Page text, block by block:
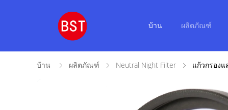
บ้าน ผลิตภัณฑ์
บ้าน ผลิตภัณฑ์ Neutral Night Filter แก้วกรอง